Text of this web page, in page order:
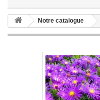
Notre catalogue